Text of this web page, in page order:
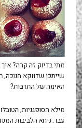
מתי בדיוק זה קרה?
שייתכן שדווקא
האימה של התרבות?
מילא הסופגניות,
עבר. ניחא הלביבות